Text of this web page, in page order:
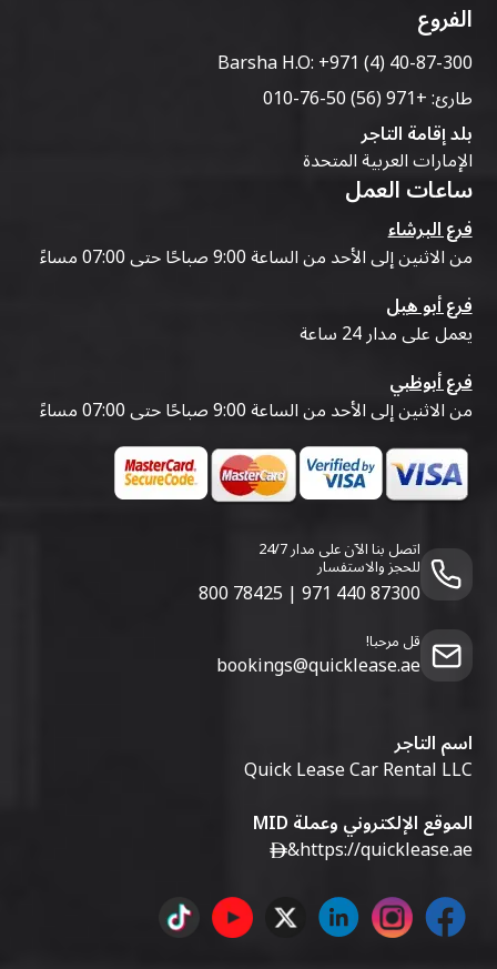
ومركبات مصانة جيدًا، وخدمة عملاء سريعة الاستجابة،
ومجموعة واسعة من السيارات لتلبية احتياجات
سفرك.
الفروع
Barsha H.O:+971 (4) 40-87-300
طارئ:+971 (56) 50-76-010
بلد إقامة التاجر
الإمارات العربية المتحدة
ساعات العمل
فرع البرشاء
من الاثنين إلى الأحد من الساعة 9:00 صباحًا حتى 07:00 مساءً
فرع أبو هيل
يعمل على مدار 24 ساعة
فرع أبوظبي
من الاثنين إلى الأحد من الساعة 9:00 صباحًا حتى 07:00 مساءً
اتصل بنا الآن على مدار 24/7
للحجز والاستفسار
800 78425 | 971 440 87300
قل مرحبا!
bookings@quicklease.ae
اسم التاجر
Quick Lease Car Rental LLC
الموقع الإلكتروني وعملة MID
https://quicklease.ae
&